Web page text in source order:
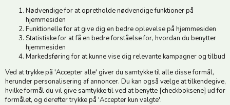
Nødvendige for at opretholde nødvendige funktioner på
hjemmesiden
Funktionelle for at give dig en bedre oplevelse på hjemmesiden
Statistiske for at få en bedre forståelse for, hvordan du benytter
hjemmesiden
Markedsføring for at kunne vise dig relevante kampagner og tilbud
Ved at trykke på 'Accepter alle' giver du samtykke til alle disse formål,
herunder personalisering af annoncer. Du kan også vælge at tilkendegive,
hvilke formål du vil give samtykke til ved at benytte [checkboksene] ud for
formålet, og derefter trykke på 'Accepter kun valgte'.
Åbningstider: Man-Fre 9.00-17.00 | Middagslukket 12.00-12.30 |
Lørdag 9.00-12.00
Hold dig opdateret
Tilmeld dig vores nyhedsbrev og modtag gode tilbud :)